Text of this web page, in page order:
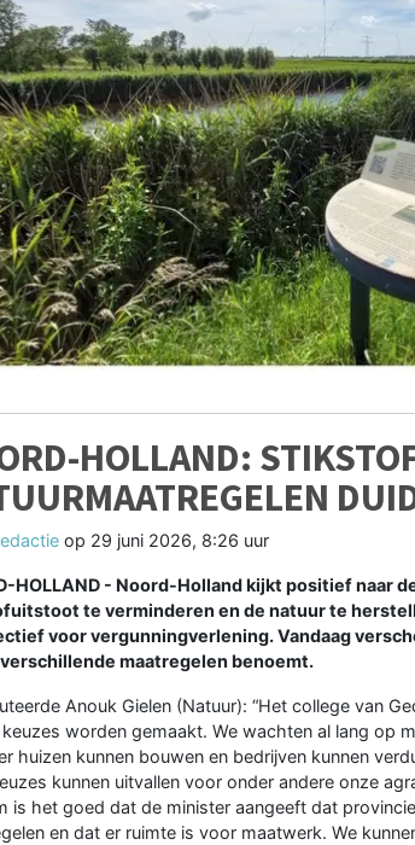
HOLLAND:
op 29 juni 2026, 8:26 uur
HOLLAND - Noord-Holland kijkt positief naar
te verminderen en de natuur te
voor vergunningverlening. Vandaag
verschillende maatregelen benoemt.
Anouk Gielen (Natuur): “Het college van
worden gemaakt. We wachten al lang op
huizen kunnen bouwen en bedrijven kunnen
kunnen uitvallen voor onder andere onze
is het goed dat de minister aangeeft dat
en dat er ruimte is voor maatwerk. We